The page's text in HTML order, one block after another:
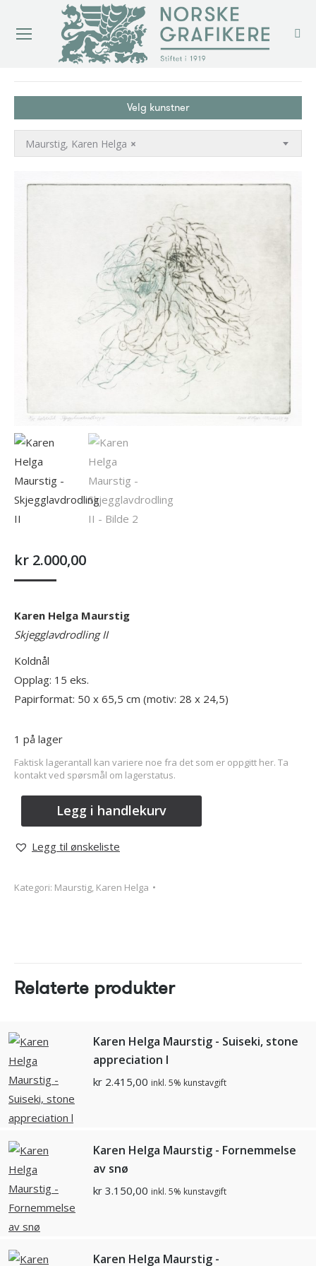
Velg kunstner
×
Maurstig, Karen Helga
kr 2.000,00
Karen Helga Maurstig
Skjegglavdrodling II
Koldnål
Opplag: 15 eks.
Papirformat: 50 x 65,5 cm (motiv: 28 x 24,5)
1 på lager
Faktisk lagerantall kan variere noe fra det som er oppgitt her. Ta
kontakt ved spørsmål om lagerstatus.
Legg i handlekurv
Legg til ønskeliste
Kategori: Maurstig, Karen Helga
Relaterte produkter
Karen Helga Maurstig - Suiseki, stone
appreciation l
kr 2.415,00 inkl. 5% kunstavgift
Karen Helga Maurstig - Fornemmelse
av snø
kr 3.150,00 inkl. 5% kunstavgift
Karen Helga Maurstig -